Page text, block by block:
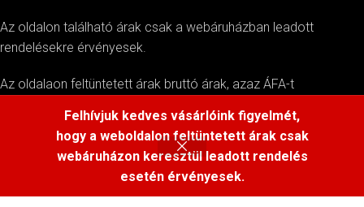
Felhívjuk kedves vásárlóink figyelmét,
hogy a weboldalon feltüntetett árak csak
webáruházon keresztül leadott rendelés
esetén érvényesek.
Az oldalon található árak csak a webáruházban leadott
rendelésekre érvényesek.
Az oldalaon feltüntetett árak bruttó árak, azaz ÁFA-t